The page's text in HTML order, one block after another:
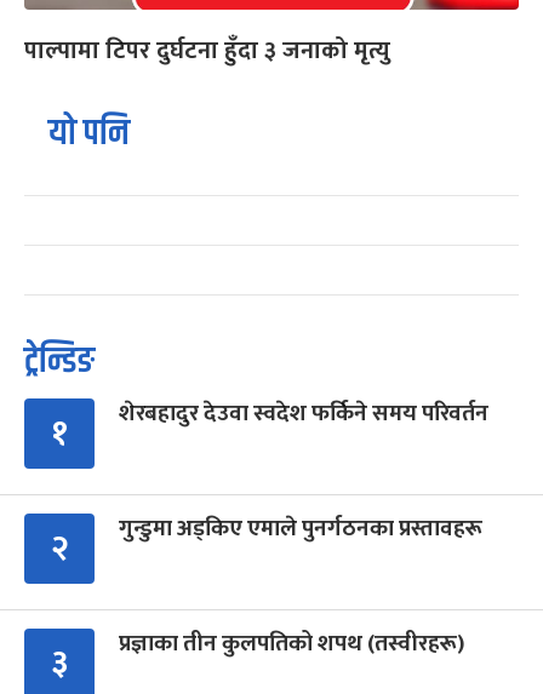
पाल्पामा टिपर दुर्घटना हुँदा ३ जनाको मृत्यु
यो पनि
ट्रेन्डिङ
१ शेरबहादुर देउवा स्वदेश फर्किने समय परिवर्तन
२ गुन्डुमा अड्किए एमाले पुनर्गठनका प्रस्तावहरू
३ प्रज्ञाका तीन कुलपतिको शपथ (तस्वीरहरू)